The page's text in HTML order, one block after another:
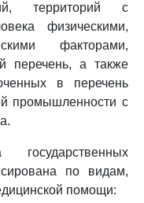
территорий с
физическими,
факторами,
перечень, а также
в перечень
промышленности с
государственных
по видам,
помощи: